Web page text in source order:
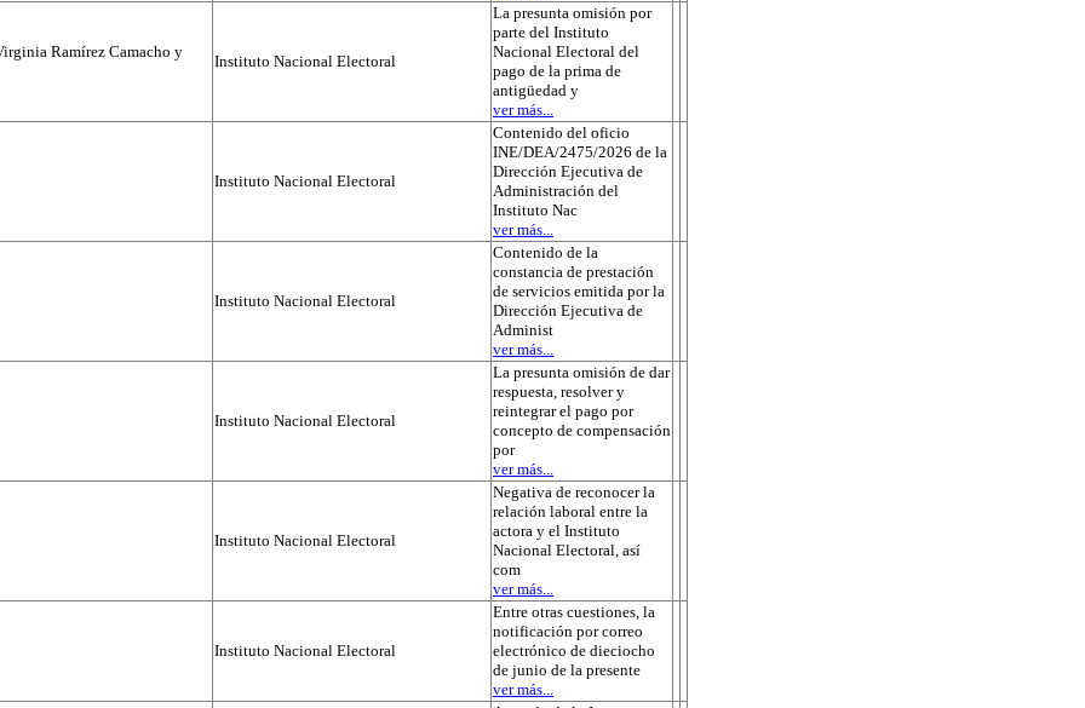
Ramírez Camacho y
Instituto Nacional Electoral
La presunta omisión por
parte del Instituto
Nacional Electoral del
pago de la prima de
antigüedad y
ver más...
Instituto Nacional Electoral
Contenido del oficio
INE/DEA/2475/2026 de la
Dirección Ejecutiva de
Administración del
Instituto Nac
ver más...
Instituto Nacional Electoral
Contenido de la
constancia de prestación
de servicios emitida por la
Dirección Ejecutiva de
Administ
ver más...
Instituto Nacional Electoral
La presunta omisión de dar
respuesta, resolver y
reintegrar el pago por
concepto de compensación
por
ver más...
Instituto Nacional Electoral
Negativa de reconocer la
relación laboral entre la
actora y el Instituto
Nacional Electoral, así
com
ver más...
Instituto Nacional Electoral
Entre otras cuestiones, la
notificación por correo
electrónico de dieciocho
de junio de la presente
ver más...